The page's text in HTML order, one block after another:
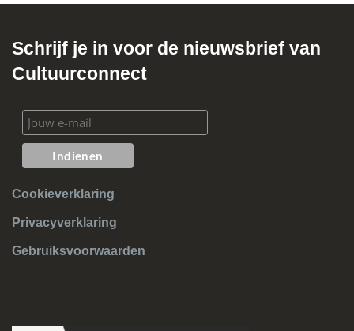
Schrijf je in voor de nieuwsbrief van
Cultuurconnect
Cookieverklaring
Privacyverklaring
Gebruiksvoorwaarden